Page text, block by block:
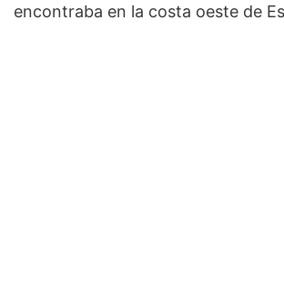
encontraba en la costa oeste de